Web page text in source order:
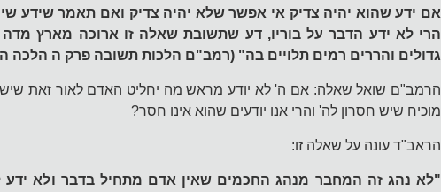
אם ידע שהוא יהיה צדיק אי אפשר שלא יהיה צדיק ואם תאמר שידע
הרי לא ידע הדבר על בוריו, דע שתשובת שאלה זו ארוכה מארץ מדה
גדולים והררים רמים תלויים בה" (רמב"ם הלכות תשובה פרק ה הלכה
הרמב"ם שואל שאלה: אם ה' לא יודע מראש מה יחליט האדם לאור זאת שיש
מוכיח שיש חסרון לה' והרי אנו יודעים שהוא אינו חסר?
הראב"ד עונה על שאלה זו:
"לא נהג זה המחבר מנהג החכמים שאין אדם מתחיל בדבר ולא ידע